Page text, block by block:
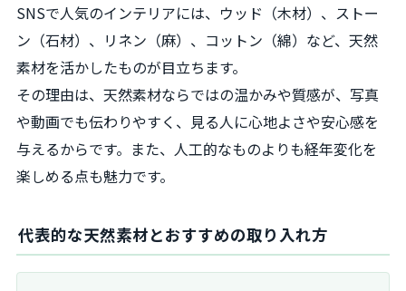
SNSで人気のインテリアには、ウッド（木材）、ストー
ン（石材）、リネン（麻）、コットン（綿）など、天然
素材を活かしたものが目立ちます。
その理由は、天然素材ならではの温かみや質感が、写真
や動画でも伝わりやすく、見る人に心地よさや安心感を
与えるからです。また、人工的なものよりも経年変化を
楽しめる点も魅力です。
代表的な天然素材とおすすめの取り入れ方